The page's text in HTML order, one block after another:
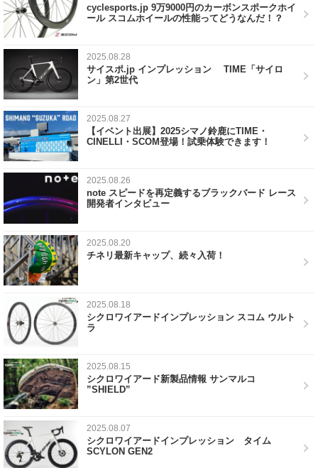
cyclesports.jp 9万9000円のカーボンスポークホイ
ール スコムホイールの性能ってどうなんだ！？
2025.08.28
サイスポ.jp インプレッション TIME「サイロ
ン」第2世代
2025.08.27
【イベント出展】2025シマノ鈴鹿にTIME・
CINELLI・SCOM登場！試乗体験できます！
2025.08.26
note スピードを再定義するブラックバード レース
開発者インタビュー
2025.08.20
チネリ最新キャップ、続々入荷！
2025.08.18
シクロワイアードインプレッション スコム ウルト
ラ
2025.08.15
シクロワイアード新製品情報 サンマルコ
”SHIELD”
2025.08.07
シクロワイアードインプレッション タイム
SCYLON GEN2